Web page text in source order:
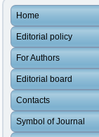
Home
Editorial policy
For Authors
Editorial board
Contacts
Symbol of Journal